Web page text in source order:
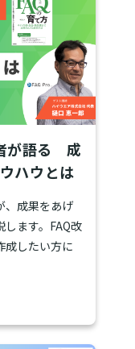
が語る 成
ハウとは
、成果をあげ
します。FAQ改
成したい方に